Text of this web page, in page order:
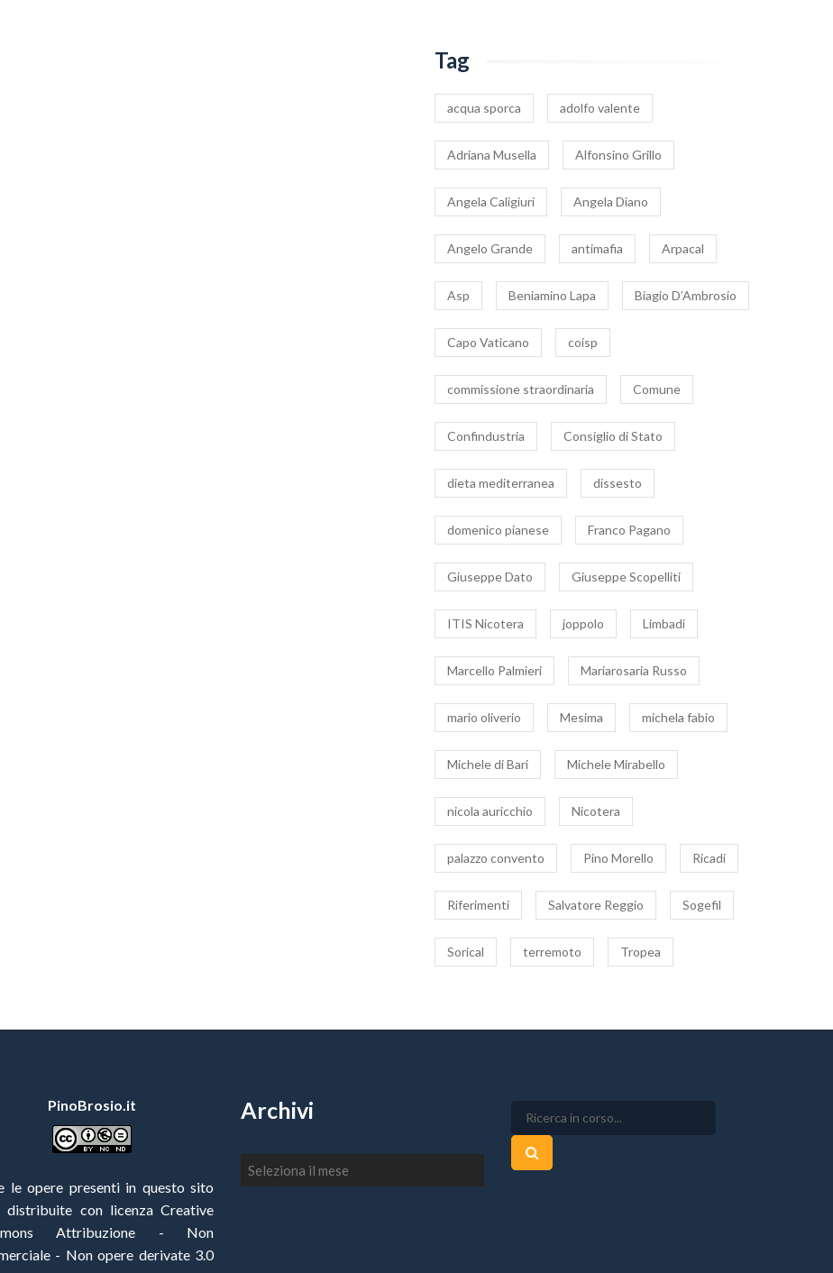
Tag
acqua sporca adolfo valente
Adriana Musella Alfonsino Grillo
Angela Caligiuri Angela Diano
Angelo Grande antimafia Arpacal
Asp Beniamino Lapa Biagio D’Ambrosio
Capo Vaticano coisp
commissione straordinaria Comune
Confindustria Consiglio di Stato
dieta mediterranea dissesto
domenico pianese Franco Pagano
Giuseppe Dato Giuseppe Scopelliti
ITIS Nicotera joppolo Limbadi
Marcello Palmieri Mariarosaria Russo
mario oliverio Mesima michela fabio
Michele di Bari Michele Mirabello
nicola auricchio Nicotera
palazzo convento Pino Morello Ricadi
Riferimenti Salvatore Reggio Sogefil
Sorical terremoto Tropea
PinoBrosio.it
le opere presenti in questo sito
distribuite con licenza Creative
Attribuzione - Non
- Non opere derivate 3.0
Archivi
Archivi